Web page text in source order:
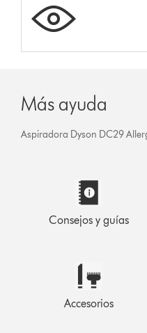
Más ayuda
Aspiradora Dyson DC29
Consejos y guías
Accesorios